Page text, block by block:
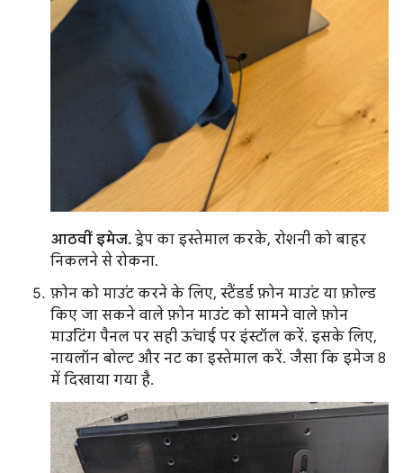
आठवीं इमेज. ड्रेप का इस्तेमाल करके, रोशनी को बाहर
निकलने से रोकना.
फ़ोन को माउंट करने के लिए, स्टैंडर्ड फ़ोन माउंट या फ़ोल्ड
किए जा सकने वाले फ़ोन माउंट को सामने वाले फ़ोन
माउंटिंग पैनल पर सही ऊंचाई पर इंस्टॉल करें. इसके लिए,
नायलॉन बोल्ट और नट का इस्तेमाल करें. जैसा कि इमेज 8
में दिखाया गया है.